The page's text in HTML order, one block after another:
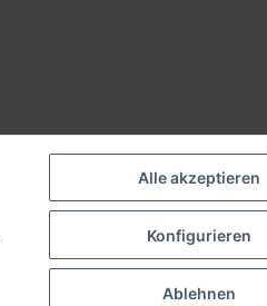
Alle akzeptieren
Konfigurieren
Ablehnen